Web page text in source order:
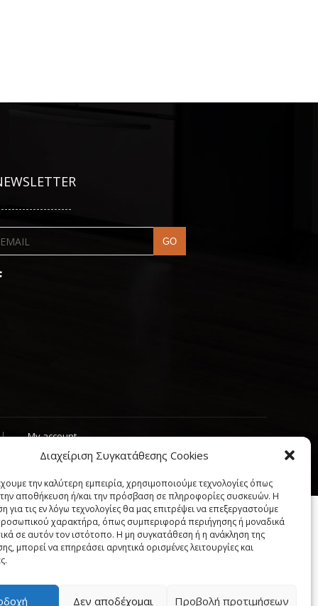
Διαχείριση Συγκατάθεσης Cookies
την καλύτερη εμπειρία, χρησιμοποιούμε τεχνολογίες όπως
αποθήκευση ή/και την πρόσβαση σε πληροφορίες συσκευών. Η
για τις εν λόγω τεχνολογίες θα μας επιτρέψει να επεξεργαστούμε
χαρακτήρα, όπως συμπεριφορά περιήγησης ή μοναδικά
σε αυτόν τον ιστότοπο. Η μη συγκατάθεση ή η ανάκληση της
μπορεί να επηρεάσει αρνητικά ορισμένες λειτουργίες και
Δεν αποδέχομαι Προβολή προτιμήσεων
My account